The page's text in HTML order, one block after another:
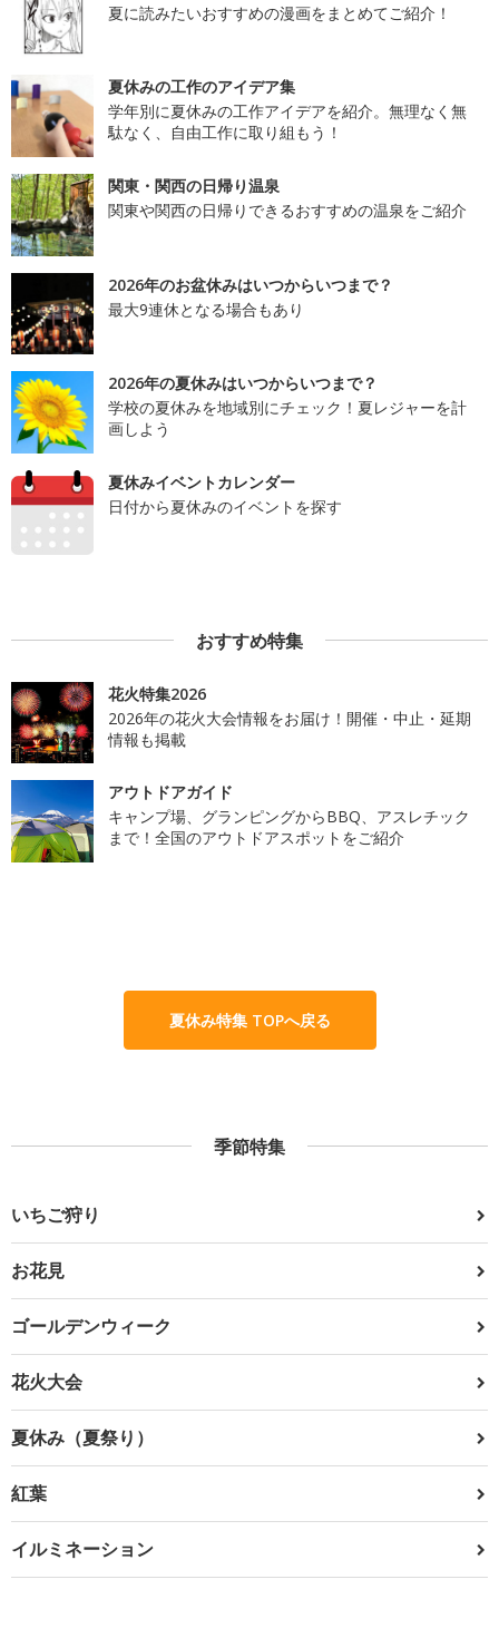
夏に読みたいおすすめの漫画をまとめてご紹介！
夏休みの工作のアイデア集
学年別に夏休みの工作アイデアを紹介。無理なく無
駄なく、自由工作に取り組もう！
関東・関西の日帰り温泉
関東や関西の日帰りできるおすすめの温泉をご紹介
2026年のお盆休みはいつからいつまで？
最大9連休となる場合もあり
2026年の夏休みはいつからいつまで？
学校の夏休みを地域別にチェック！夏レジャーを計
画しよう
夏休みイベントカレンダー
日付から夏休みのイベントを探す
おすすめ特集
花火特集2026
2026年の花火大会情報をお届け！開催・中止・延期
情報も掲載
アウトドアガイド
キャンプ場、グランピングからBBQ、アスレチック
まで！全国のアウトドアスポットをご紹介
夏休み特集 TOPへ戻る
季節特集
いちご狩り
お花見
ゴールデンウィーク
花火大会
夏休み（夏祭り）
紅葉
イルミネーション